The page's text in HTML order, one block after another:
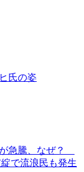
氏の姿
急騰、なぜ？
で流浪民も発生